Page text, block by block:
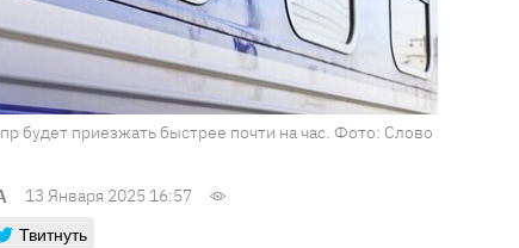
будет приезжать быстрее почти на час. Фото: Слово
13 Января 2025 16:57
Твитнуть